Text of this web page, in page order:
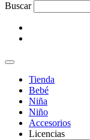
Buscar
Tienda
Bebé
Niña
Niño
Accesorios
Licencias